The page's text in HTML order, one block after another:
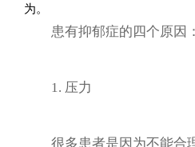
为。
患有抑郁症的四个原因：
1. 压力
很多患者是因为不能合理